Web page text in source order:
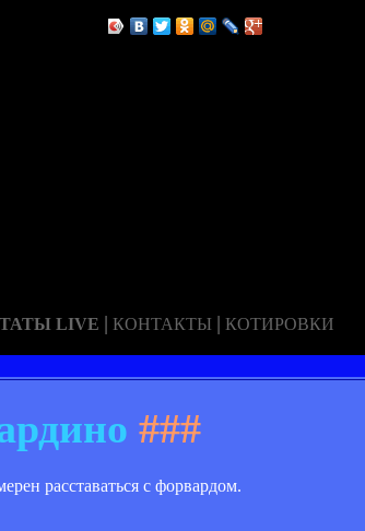
LIVE | КОНТАКТЫ | КОТИРОВКИ
###
расставаться с форвардом.